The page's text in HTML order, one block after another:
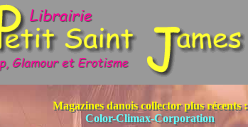
Magazines danois collector plus récents :
Color-Climax-Corporation